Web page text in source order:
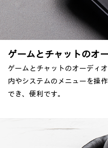
ゲームとチャットのオ
ゲームとチャットのオーディ
内やシステムのメニューを操
でき、便利です。